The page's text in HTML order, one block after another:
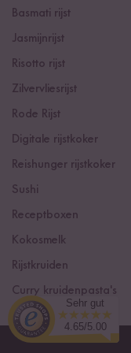
Basmati rijst
Jasmijnrijst
Risotto rijst
Zilvervliesrijst
Rode Rijst
Digitale rijstkoker
Reishunger rijstkoker
Sushi
Receptboxen
Kokosmelk
Rijstkruiden
Curry kruidenpasta's
Sehr gut
4.65/5.00